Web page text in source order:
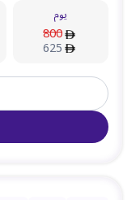
يوم
800
625